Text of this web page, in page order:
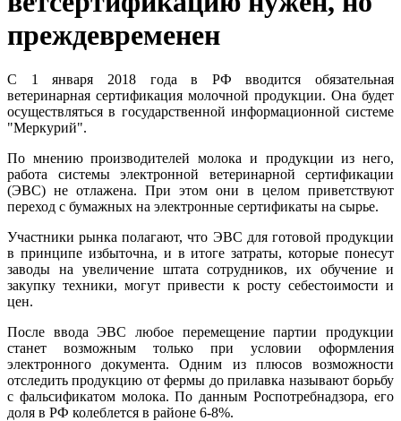
преждевременен
С 1 января 2018 года в РФ вводится обязательная
ветеринарная сертификация молочной продукции. Она будет
осуществляться в государственной информационной системе
"Меркурий".
По мнению производителей молока и продукции из него,
работа системы электронной ветеринарной сертификации
(ЭВС) не отлажена. При этом они в целом приветствуют
переход с бумажных на электронные сертификаты на сырье.
Участники рынка полагают, что ЭВС для готовой продукции
в принципе избыточна, и в итоге затраты, которые понесут
заводы на увеличение штата сотрудников, их обучение и
закупку техники, могут привести к росту себестоимости и
цен.
После ввода ЭВС любое перемещение партии продукции
станет возможным только при условии оформления
электронного документа. Одним из плюсов возможности
отследить продукцию от фермы до прилавка называют борьбу
с фальсификатом молока. По данным Роспотребнадзора, его
доля в РФ колеблется в районе 6-8%.